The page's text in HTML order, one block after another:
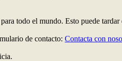
todo el mundo. Esto puede
de contacto: Contacta con